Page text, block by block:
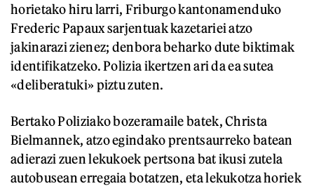
horietako hiru larri, Friburgo kantonamenduko
Frederic Papaux sarjentuak kazetariei atzo
jakinarazi zienez; denbora beharko dute biktimak
identifikatzeko. Polizia ikertzen ari da ea sutea
«deliberatuki» piztu zuten.
Bertako Poliziako bozeramaile batek, Christa
Bielmannek, atzo egindako prentsaurreko batean
adierazi zuen lekukoek pertsona bat ikusi zutela
autobusean erregaia botatzen, eta lekukotza horiek